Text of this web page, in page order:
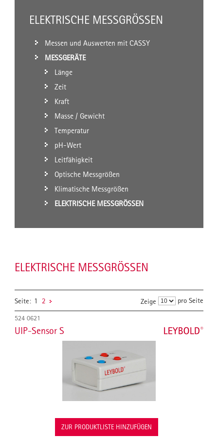
ELEKTRISCHE MESSGRÖSSEN
Messen und Auswerten mit CASSY
MESSGERÄTE
Länge
Zeit
Kraft
Masse / Gewicht
Temperatur
pH-Wert
Leitfähigkeit
Optische Messgrößen
Klimatische Messgrößen
ELEKTRISCHE MESSGRÖSSEN
ELEKTRISCHE MESSGRÖSSEN
Seite: 1 2 Zeige pro Seite
524 0621
UIP-Sensor S
ZUR PRODUKTLISTE HINZUFÜGEN